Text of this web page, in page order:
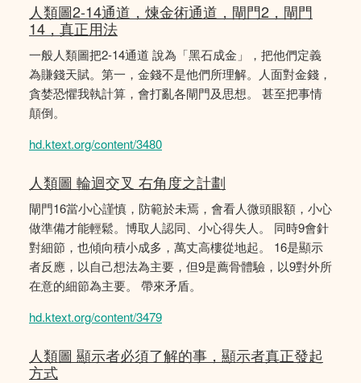
人類圖2-14通道，煉金術通道，閘門2，閘門
14，真正用法
一般人類圖把2-14通道 說為「黑石成金」，把他們定義
為賺錢天賦。第一，金錢不是他們所理解。人面對金錢，
貪婪恐懼我執計算，會打亂各閘門及思想。 甚至把事情
顛倒。
hd.ktext.org/content/3480
人類圖 輪迴交叉 右角度之計劃
閘門16當小心謹慎，防範於未焉，會看人微頭眼額，小心
做準備才能輕鬆。博取人認同、小心得失人。 同時9會針
對細節，也傾向積小成多，萬丈高樓從地起。 16是顯示
者反應，以自己想法為主要，但9是薦骨體驗，以9對外所
在意的細節為主要。 帶來矛盾。
hd.ktext.org/content/3479
人類圖 顯示者必須了解的事，顯示者真正發起
方式